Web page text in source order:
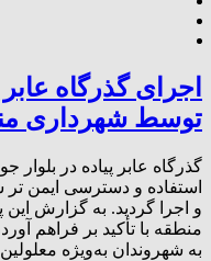
اجرای گذرگاه عابر
توسط شهرداری
گذرگاه عابر پیاده در بلوار
استفاده و دسترسی ایمن
و اجرا گردید. به گزارش
منطقه با تأکید بر فراهم
به شهروندان به‌ویژه